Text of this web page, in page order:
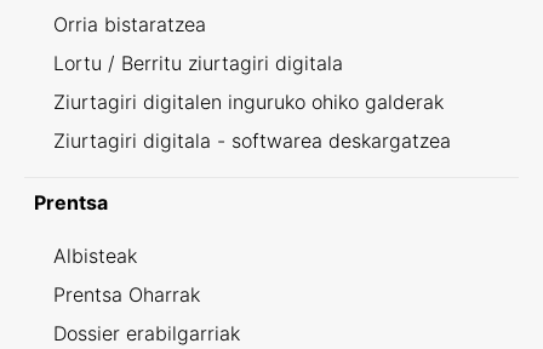
Orria bistaratzea
Lortu / Berritu ziurtagiri digitala
Ziurtagiri digitalen inguruko ohiko galderak
Ziurtagiri digitala - softwarea deskargatzea
Prentsa
Albisteak
Prentsa Oharrak
Dossier erabilgarriak